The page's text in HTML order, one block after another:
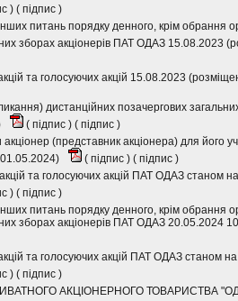
) ( підпис )
питань порядку денного, крім обрання
зборах акціонерів ПАТ ОДАЗ 15.08.2023
акцій та голосуючих акцій 15.08.2023
дистанційних позачергових
( підпис ) ( підпис )
(представник акціонера) для його
( підпис ) ( підпис )
акцій та голосуючих акцій ПАТ ОДАЗ станом
) ( підпис )
питань порядку денного, крім обрання
зборах акціонерів ПАТ ОДАЗ 20.05.2024
акцій та голосуючих акцій ПАТ ОДАЗ станом
) ( підпис )
АКЦІОНЕРНОГО ТОВАРИСТВА